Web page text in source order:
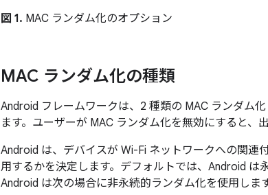
図 1. MAC ランダム化のオプション
MAC ランダム化の種類
Android フレームワークは、2 種類の MAC ランダム化
ます。ユーザーが MAC ランダム化を無効にすると、
Android は、デバイスが Wi-Fi ネットワークへの関連
用するかを決定します。デフォルトでは、Android は
Android は次の場合に非永続的ランダム化を使用します